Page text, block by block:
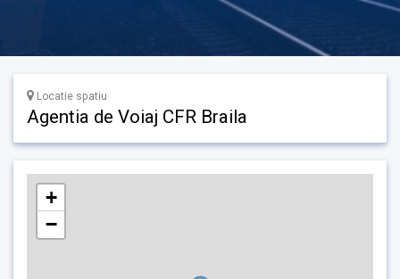
Locatie spatiu
Agentia de Voiaj CFR Braila
+
−